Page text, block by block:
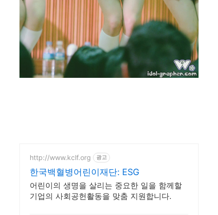
http://www.kclf.org 광고
한국백혈병어린이재단: ESG
어린이의 생명을 살리는 중요한 일을 함께할
기업의 사회공헌활동을 맞춤 지원합니다.